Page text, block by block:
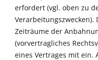
erfordert (vgl. oben zu
Verarbeitungszwecken).
Zeiträume der
(vorvertragliches
eines Vertrages mit ein.